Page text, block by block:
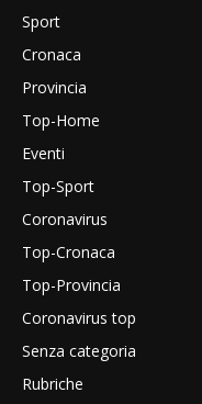
Sport
Cronaca
Provincia
Top-Home
Eventi
Top-Sport
Coronavirus
Top-Cronaca
Top-Provincia
Coronavirus top
Senza categoria
Rubriche